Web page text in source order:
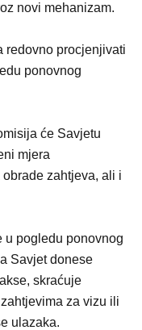
novi mehanizam.
redovno procjenjivati
ponovnog
će Savjetu
mjera
zahtjeva, ali i
u pogledu ponovnog
Savjet donese
skraćuje
za vizu ili
ulazaka.